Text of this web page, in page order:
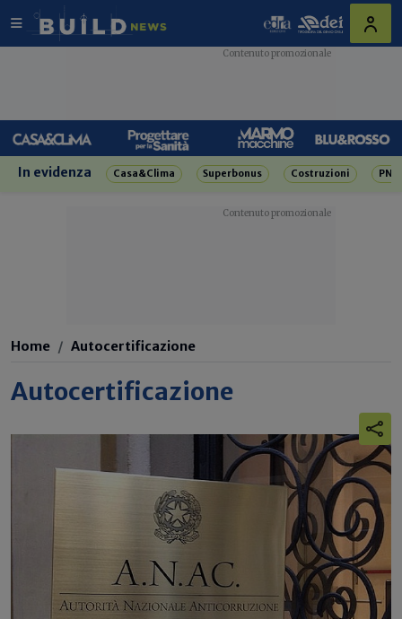
In evidenza Casa&Clima Superbonus Costruzioni
Home Autocertificazione
Autocertificazione